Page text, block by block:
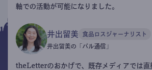
軸での活動が可能になりました。
井出留美 食品ロスジャーナリスト
井出留美の「パル通信」
theLetterのおかげで、既存メディアでは直